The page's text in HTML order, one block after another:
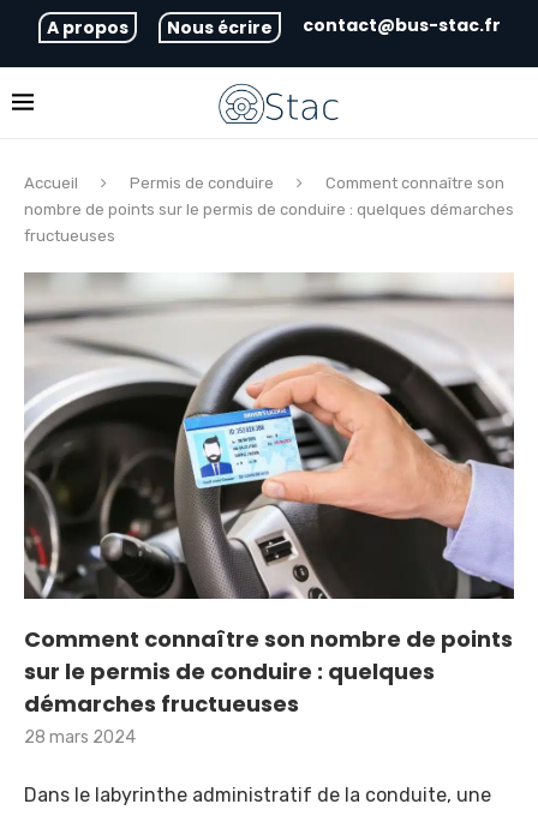
A propos Nous écrire contact@bus-stac.fr
Accueil Permis de conduire
Comment connaître son
nombre de points sur le permis de conduire : quelques démarches
fructueuses
Comment connaître son nombre de points
sur le permis de conduire : quelques
démarches fructueuses
28 mars 2024
Dans le labyrinthe administratif de la conduite, une